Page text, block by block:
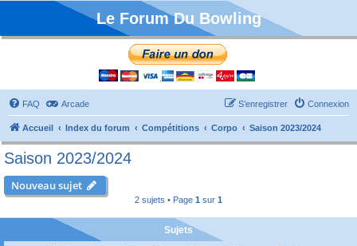
Le Forum Du Bowling
FAQ Arcade Connexion
S’enregistrer
Accueil Index du forum Compétitions Corpo Saison 2023/2024
Saison 2023/2024
Nouveau sujet
2 sujets • Page 1 sur 1
Sujets